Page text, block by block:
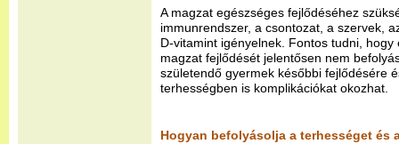
A magzat egészséges fejlődéséhez
immunrendszer, a csontozat, a szervek,
D-vitamint igényelnek. Fontos tudni,
magzat fejlődését jelentősen nem
születendő gyermek későbbi fejlődésére
terhességben is komplikációkat okozhat.
Hogyan befolyásolja a terhességet és